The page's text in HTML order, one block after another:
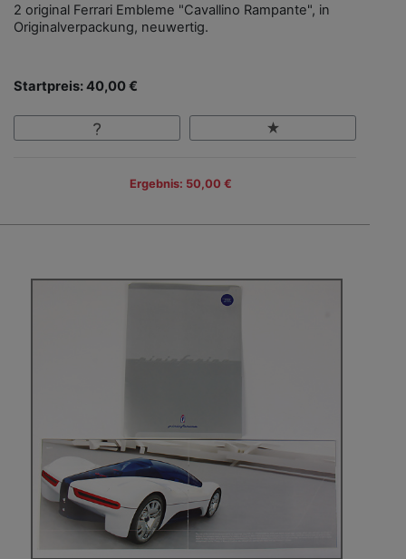
2 original Ferrari Embleme "Cavallino Rampante", in
Originalverpackung, neuwertig.
Startpreis: 40,00 €
Ergebnis: 50,00 €